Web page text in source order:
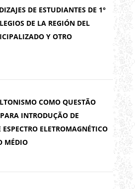
DE ESTUDIANTES DE 1°
DE LA REGIÓN DEL
Y OTRO
COMO QUESTÃO
INTRODUÇÃO DE
ELETROMAGNÉTICO
MÉDIO